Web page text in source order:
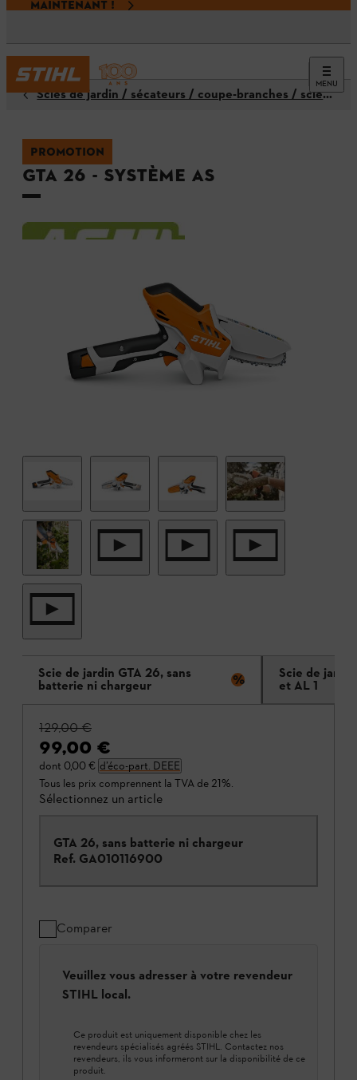
MAINTENANT !
MENU
Scies de jardin / sécateurs / coupe-branches / scies à branches
PROMOTION
GTA 26 - Système AS
Scie de jardin GTA 26, sans
batterie ni chargeur % Scie de
et AL 1
129,00 €
99,00 €
dont 0,00 € d’éco-part. DEEE
Tous les prix comprennent la TVA de 21%.
Sélectionnez un article
GTA 26, sans batterie ni chargeur
Ref. GA010116900
Comparer
Veuillez vous adresser à votre revendeur
STIHL local.
Ce produit est uniquement disponible chez les
revendeurs spécialisés agréés STIHL. Contactez nos
revendeurs, ils vous informeront sur la disponibilité de ce
produit.